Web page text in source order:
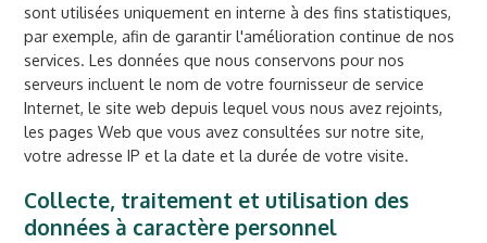
sont utilisées uniquement en interne à des fins statistiques,
par exemple, afin de garantir l'amélioration continue de nos
services. Les données que nous conservons pour nos
serveurs incluent le nom de votre fournisseur de service
Internet, le site web depuis lequel vous nous avez rejoints,
les pages Web que vous avez consultées sur notre site,
votre adresse IP et la date et la durée de votre visite.
Collecte, traitement et utilisation des
données à caractère personnel